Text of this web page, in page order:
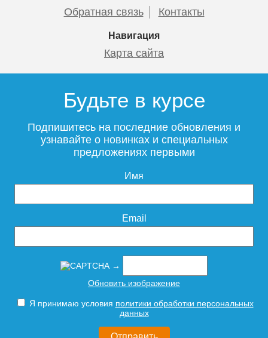
Обратная связь Контакты
Навигация
Карта сайта
Будьте в курсе
Подпишитесь на последние обновления и
узнавайте о новинках и специальных
предложениях первыми
Имя
Email
→
Обновить изображение
Я принимаю условия политики обработки персональных
данных